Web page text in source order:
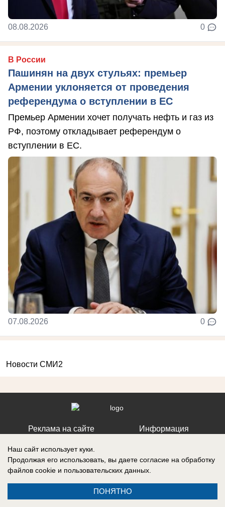
08.08.2026 0
В России
Пашинян на двух стульях: премьер
Армении уклоняется от проведения
референдума о вступлении в ЕС
Премьер Армении хочет получать нефть и газ из
РФ, поэтому откладывает референдум о
вступлении в ЕС.
07.08.2026 0
Новости СМИ2
Реклама на сайте
Информация
Запись о регистрации СМИ: Эл № ФС77-76112, выдано Федеральной
Наш сайт использует куки.
Продолжая его использовать, вы даете согласие на обработку
файлов cookie и пользовательских данных.
ПОНЯТНО